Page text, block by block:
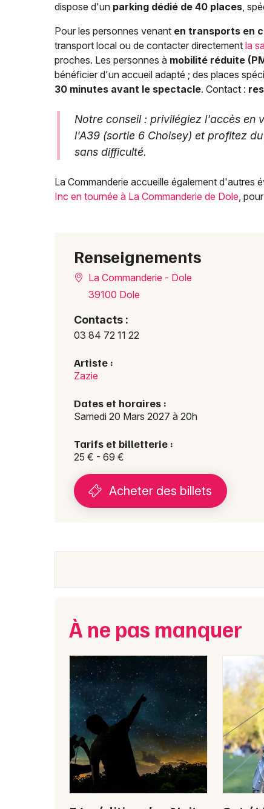
dispose d'un parking dédié de 40 places,
Pour les personnes venant en transports en
transport local ou de contacter directement la
proches. Les personnes à mobilité réduite
bénéficier d'un accueil adapté ; des places
30 minutes avant le spectacle. Contact :
Notre conseil : privilégiez l'accès en
l'A39 (sortie 6 Choisey) et profitez
sans difficulté.
La Commanderie accueille également d'autres
Inc en tournée à La Commanderie de Dole,
Renseignements
La Commanderie - Dole
39100 Dole
Contacts :
03 84 72 11 22
Artiste :
Zazie
Dates et horaires :
Samedi 20 Mars 2027 à 20h
Tarifs et billetterie :
25 € - 69 €
Acheter des billets
À ne pas manquer